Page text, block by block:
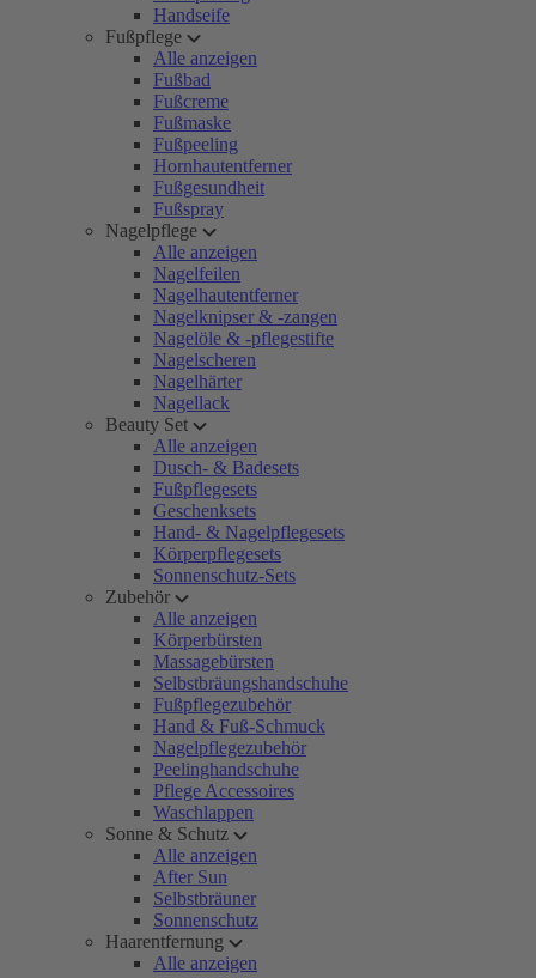
Handseife
Fußpflege
Alle anzeigen
Fußbad
Fußcreme
Fußmaske
Fußpeeling
Hornhautentferner
Fußgesundheit
Fußspray
Nagelpflege
Alle anzeigen
Nagelfeilen
Nagelhautentferner
Nagelknipser & -zangen
Nagelöle & -pflegestifte
Nagelscheren
Nagelhärter
Nagellack
Beauty Set
Alle anzeigen
Dusch- & Badesets
Fußpflegesets
Geschenksets
Hand- & Nagelpflegesets
Körperpflegesets
Sonnenschutz-Sets
Zubehör
Alle anzeigen
Körperbürsten
Massagebürsten
Selbstbräungshandschuhe
Fußpflegezubehör
Hand & Fuß-Schmuck
Nagelpflegezubehör
Peelinghandschuhe
Pflege Accessoires
Waschlappen
Sonne & Schutz
Alle anzeigen
After Sun
Selbstbräuner
Sonnenschutz
Haarentfernung
Alle anzeigen